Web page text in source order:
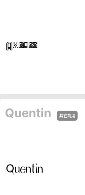
Quentin 其它商用